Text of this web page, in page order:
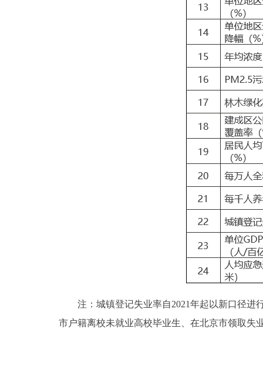
注：城镇登记失业率自2021年起以新口径进
市户籍离校未就业高校毕业生、在北京市领取失